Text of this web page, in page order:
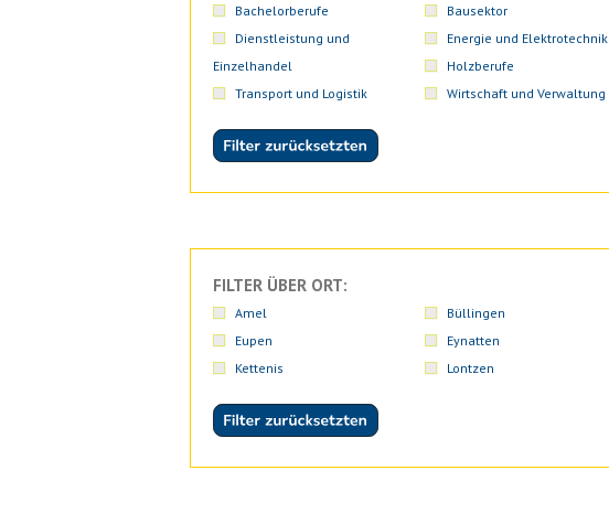
Bachelorberufe Bausektor
Dienstleistung und
Einzelhandel
Energie und Elektrotechnik
Holzberufe
Transport und Logistik
Wirtschaft und Verwaltung
FILTER ÜBER ORT:
Amel Büllingen
Eupen
Eynatten
Kettenis
Lontzen